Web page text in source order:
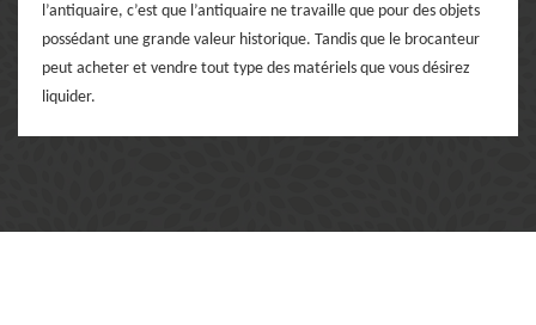
l’antiquaire, c’est que l’antiquaire ne travaille que pour des objets
possédant une grande valeur historique. Tandis que le brocanteur
peut acheter et vendre tout type des matériels que vous désirez
liquider.